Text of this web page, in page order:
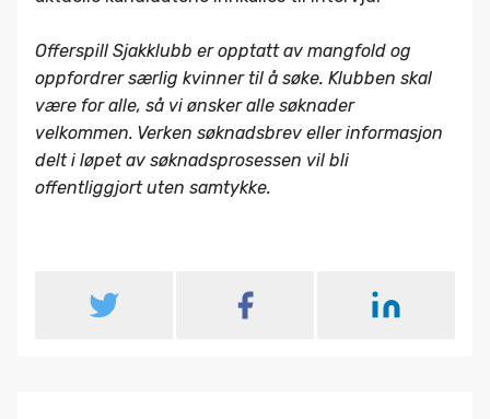
Offerspill Sjakklubb er opptatt av mangfold og
oppfordrer særlig kvinner til å søke. Klubben skal
være for alle, så vi ønsker alle søknader
velkommen. Verken søknadsbrev eller informasjon
delt i løpet av søknadsprosessen vil bli
offentliggjort uten samtykke.